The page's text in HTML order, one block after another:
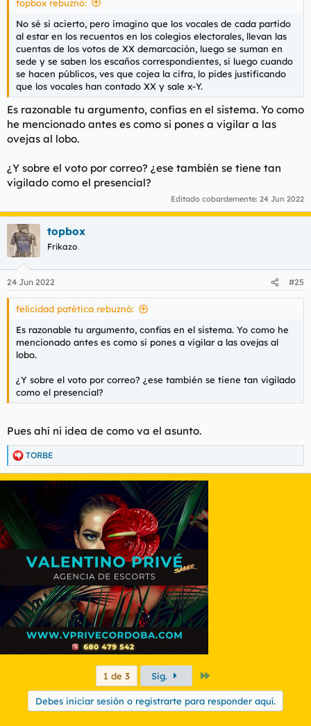
topbox rebuznó:
No sé si acierto, pero imagino que los vocales de cada partido
al estar en los recuentos en los colegios electorales, llevan las
cuentas de los votos de XX demarcación, luego se suman en
sede y se saben los escaños correspondientes, si luego cuando
se hacen públicos, ves que cojea la cifra, lo pides justificando
que los vocales han contado XX y sale x-Y.
Es razonable tu argumento, confías en el sistema. Yo como
he mencionado antes es como si pones a vigilar a las
ovejas al lobo.
¿Y sobre el voto por correo? ¿ese también se tiene tan
vigilado como el presencial?
Editado cobardemente: 24 Jun 2022
topbox
Frikazo
24 Jun 2022 #25
felicidad patética rebuznó:
Es razonable tu argumento, confías en el sistema. Yo como he
mencionado antes es como si pones a vigilar a las ovejas al
lobo.
¿Y sobre el voto por correo? ¿ese también se tiene tan vigilado
como el presencial?
Pues ahí ni idea de como va el asunto.
R
e
a
o
n
e
TORBE
1 de 3 Sig.
Debes iniciar sesión o registrarte para responder aquí.